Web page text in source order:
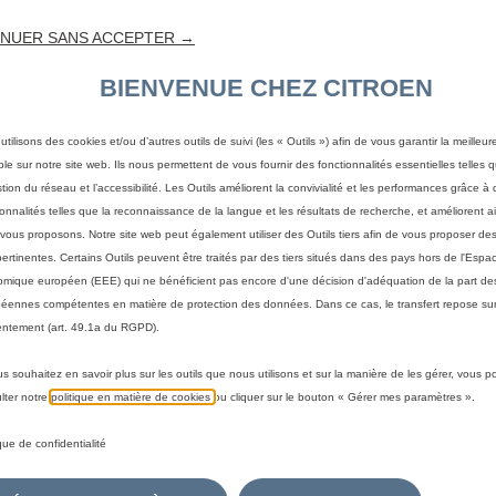
véhicule
méthode pour identifier votre véhicule et afficher les
Par modèle
Par N° de VIN
SANS ACCEPTER →
BIENVENUE CHEZ CITROEN
des cookies et/ou d’autres outils de suivi (les « Outils ») afin de vous garantir la
sur notre site web. Ils nous permettent de vous fournir des fonctionnalités essentielles telles
du réseau et l’accessibilité. Les Outils améliorent la convivialité et les performances grâce à
telles que la reconnaissance de la langue et les résultats de recherche, et améliorent
proposons. Notre site web peut également utiliser des Outils tiers afin de vous proposer
Certains Outils peuvent être traités par des tiers situés dans des pays hors de
européen (EEE) qui ne bénéficient pas encore d'une décision d'adéquation de la part
compétentes en matière de protection des données. Dans ce cas, le transfert repose
(art. 49.1a du RGPD).
souhaitez en savoir plus sur les outils que nous utilisons et sur la manière de les gérer, vous
notre politique en matière de cookies ou cliquer sur le bouton « Gérer mes paramètres ».
de confidentialité